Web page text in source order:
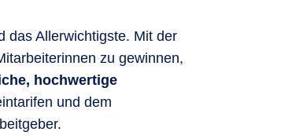
das Allerwichtigste. Mit der
zu gewinnen,
hochwertige
und dem